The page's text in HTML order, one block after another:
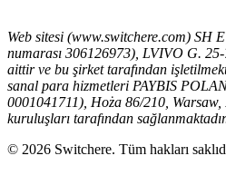
Web sitesi (www.switchere.com) SH
numarası 306126973), LVIVO G.
aittir ve bu şirket tarafından
sanal para hizmetleri PAYBIS
0001041711), Hoża 86/210,
kuruluşları tarafından
© 2026 Switchere. Tüm hakları